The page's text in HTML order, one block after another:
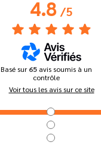
4.8/5
Basé sur65 avis soumis à un
contrôle
Voir tous les avis sur ce site